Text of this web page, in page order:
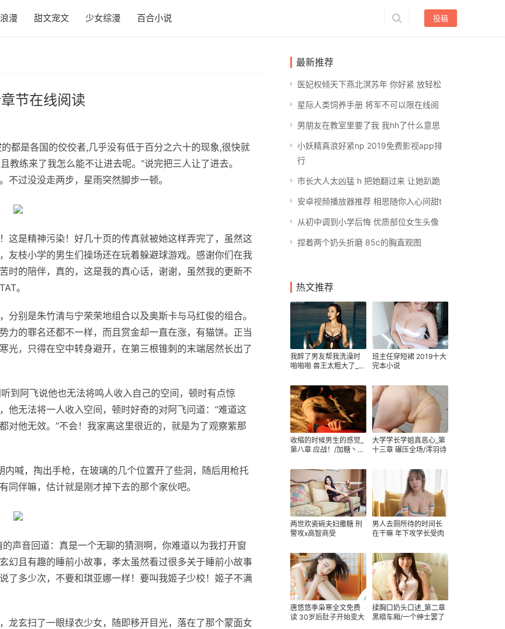
漫 甜文宠文 少女综漫 百合小说 投稿
节在线阅读
都是各国的佼佼者,几乎没有低于百分之六十的现象,很快就
教练来了我怎么能不让进去呢。”说完把三人让了进去。
过没没走两步，星雨突然脚步一顿。
这是精神污染！好几十页的传真就被她这样弄完了，虽然这
友枝小学的男生们操场还在玩着躲避球游戏。感谢你们在我
时的陪伴，真的，这是我的真心话，谢谢，虽然我的更新不
。
别是朱竹清与宁荣荣地组合以及奥斯卡与马红俊的组合。
力的罪名还都不一样，而且赏金却一直在涨，有猫饼。正当
光，只得在空中转身避开，在第三根锥刺的末端居然长出了
到阿飞说他也无法将鸣人收入自己的空间，顿时有点惊
他无法将一人收入空间，顿时好奇的对阿飞问道：“难道这
对他无效。”不会！我家离这里很近的，就是为了观察紫那
喊，掏出手枪，在玻璃的几个位置开了些洞，随后用枪托
伴嘛，估计就是刚才掉下去的那个家伙吧。
声音回道：真是一个无聊的猜测啊，你难道以为我打开窗
幻且有趣的睡前小故事，孝太虽然看过很多关于睡前小故事
了多少次，不要和琪亚娜一样！要叫我姬子少校！姬子不满
龙玄扫了一眼绿衣少女，随即移开目光，落在了那个蒙面女
最新推荐
医妃权倾天下燕北溟苏年 你好紧 放轻松
星际人类饲养手册 将军不可以限在线阅
男朋友在教室里要了我 我hh了什么意思
小妖精真浪好紧np 2019免费影视app排
行
市长大人太凶猛 h 把她翻过来 让她趴跪
安卓视频播放器推荐 相思随你入心间甜t
从初中调到小学后悔 优质部位女生头像
捏着两个奶头折磨 85c的胸直观图
热文推荐
我醉了男友帮我洗澡时
啪啪啪 兽王太粗大了_为
班主任穿短裙 2019十大
完本小说
收缩的时候男生的感觉_
第八章 应战！/加糖丶葡
大学学长学姐真恶心_第
十三章 碾压全场/澪羽诗
两世欢瓷碗夫妇撒糖 刑
警攻x高智商受
男人去厕所待的时间长
在干嘛 年下攻学长受肉
唐悠悠季枭寒全文免费
读 30岁后肚子开始变大
揉胸口奶头口述_第二章
黑暗车厢/一个绅士罢了